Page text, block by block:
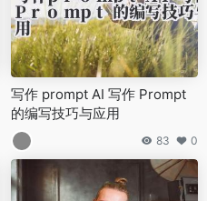
写作 prompt AI 写作 Prompt
的编写技巧与应用
83 0